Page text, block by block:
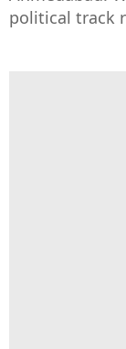
political track